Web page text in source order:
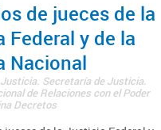
de jueces de la
Federal y de la
Nacional
Secretaría de Justicia.
de Relaciones con el Poder
Decretos